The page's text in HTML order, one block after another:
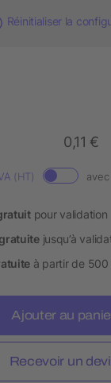
Réinitialiser la
0,11 €
(HT) avec
pour validation
jusqu’à
à partir de 500
Ajouter au
Recevoir un